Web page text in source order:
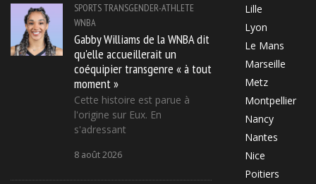
SPORTSTRANSGENDER-ATHLETE
WNBA
Gabby Williams de la WNBA dit
qu'elle accueillerait un
coéquipier transgenre « à tout
moment »
Cette histoire est parue à
l'origine sur Eux. En
s'adressant
8 août 2026
Lille
Lyon
Le Mans
Marseille
Metz
Montpellier
Nancy
Nantes
Nice
Poitiers